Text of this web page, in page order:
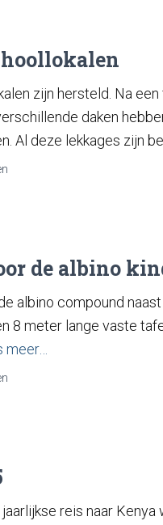
zijn hersteld. Na
daken
Al deze lekkages zijn
de albino
albino compound
8 meter lange vaste
meer…
reis naar